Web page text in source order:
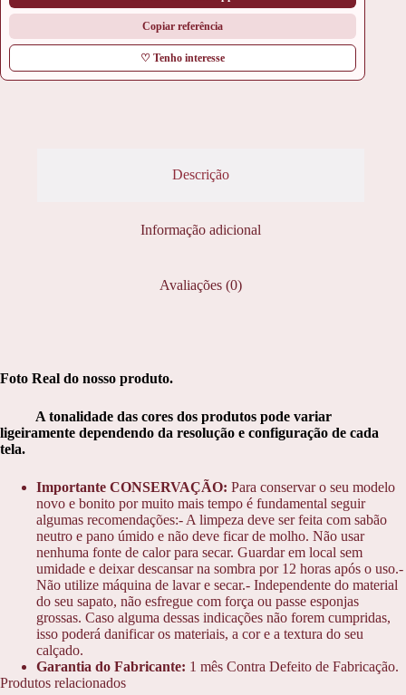
Copiar referência
♡ Tenho interesse
Descrição
Informação adicional
Avaliações (0)
Foto Real do nosso produto.
A tonalidade das cores dos produtos pode variar
ligeiramente dependendo da resolução e configuração de cada
tela.
Importante CONSERVAÇÃO: Para conservar o seu modelo
novo e bonito por muito mais tempo é fundamental seguir
algumas recomendações:- A limpeza deve ser feita com sabão
neutro e pano úmido e não deve ficar de molho. Não usar
nenhuma fonte de calor para secar. Guardar em local sem
umidade e deixar descansar na sombra por 12 horas após o uso.-
Não utilize máquina de lavar e secar.- Independente do material
do seu sapato, não esfregue com força ou passe esponjas
grossas. Caso alguma dessas indicações não forem cumpridas,
isso poderá danificar os materiais, a cor e a textura do seu
calçado.
Garantia do Fabricante: 1 mês Contra Defeito de Fabricação.
Produtos relacionados